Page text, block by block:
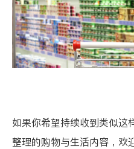
如果你希望持续收到类似这
整理的购物与生活内容，欢